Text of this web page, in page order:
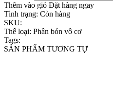
Thêm vào giỏ Đặt hàng ngay
Tình trạng: Còn hàng
SKU:
Thể loại: Phân bón vô cơ
Tags:
SẢN PHẨM TƯƠNG TỰ